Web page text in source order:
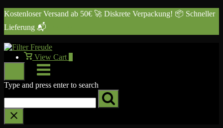
Skip
content
Kostenloser Versand ab 50€ 🚀 Diskrete Verpackung! 📦 Schneller
Lieferung 📬
View
shopping
View Cart
Menu
Type and press enter to search